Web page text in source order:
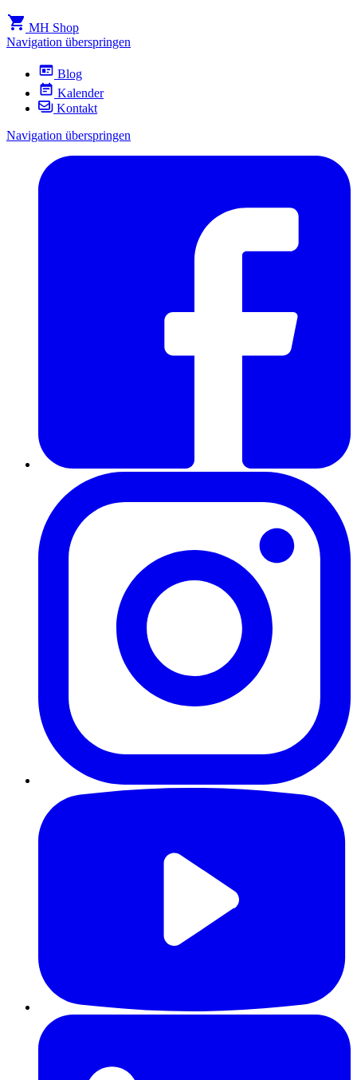
MH Shop
Navigation überspringen
Blog
Kalender
Kontakt
Navigation überspringen